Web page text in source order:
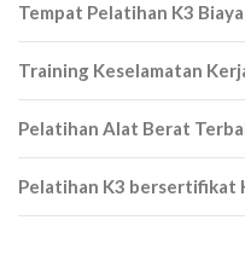
Tempat Pelatihan K3
Training Keselamatan
Pelatihan Alat Berat
Pelatihan K3 bersertifikat